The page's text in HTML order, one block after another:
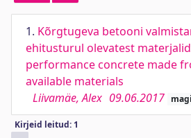
1. Kõrgtugeva betooni
ehitusturul olevatest
performance concrete made
available materials
Liivamäe, Alex 09.06.2017
Kirjeid leitud: 1